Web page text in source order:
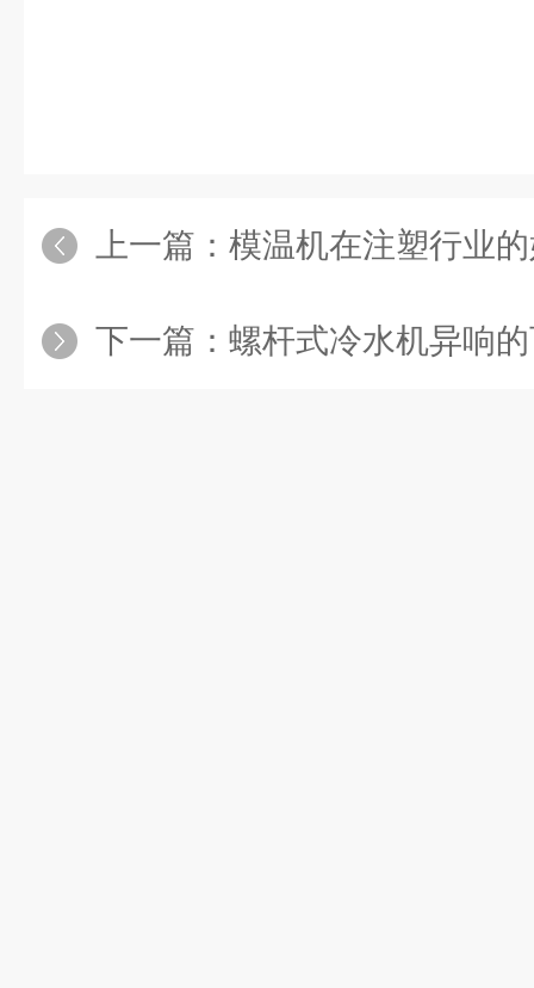
上一篇： 模温机在注塑行业
下一篇： 螺杆式冷水机异响